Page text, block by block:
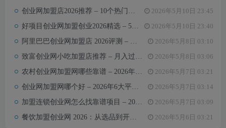
富的创业达人，创业网都能为你
梦想。
创业网加盟店2026推荐 – 10个热门项目月收益3-8万元真实对比 2026年5月10日 23:45
好项目创业网加盟创业2026精选 – 5万内热门项目月入3万攻略 2026年5月10日 23:40
阿里巴巴创业网加盟店 2026评测 – 哪些项目值得加盟+真实费用全解析 2026年5月8日 03:10
致富创业网小吃加盟店推荐 – 月入过万的6类小吃项目及选址避坑要点 2026年5月8日 03:06
农村创业网加盟网哪些靠谱 – 2026年5大平台测评与避坑手册 2026年5月7日 03:21
创业网加盟网哪个好 – 2026年6大平台实测对比与选择建议 2026年5月7日 03:14
加盟连锁创业网怎么找靠谱项目 – 2026年避坑指南与推荐平台 2026年5月7日 03:09
餐饮加盟创业网 2026：从选品到开店，10万以内最值得加盟的7个餐饮品类 2026年5月6日 03:21